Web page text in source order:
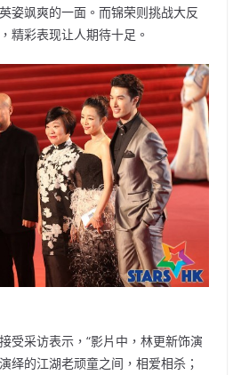
姿飒爽的一面。而锦荣则挑战大反
精彩表现让人期待十足。
受采访表示，“影片中，林更新饰演
绎的江湖老顽童之间，相爱相杀；